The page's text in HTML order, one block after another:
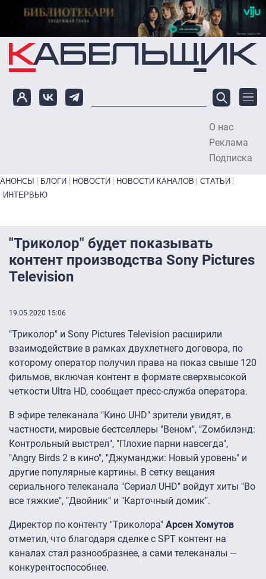
Перейти к основному содержанию
О нас
Реклама
Подписка
Primary links bottom
АНОНСЫ БЛОГИ НОВОСТИ НОВОСТИ КАНАЛОВ
СТАТЬИ
ИНТЕРВЬЮ
"Триколор" будет показывать
контент производства Sony Pictures
Television
19.05.2020 15:06
"Триколор" и Sony Pictures Television расширили
взаимодействие в рамках двухлетнего договора, по
которому оператор получил права на показ свыше 120
фильмов, включая контент в формате сверхвысокой
четкости Ultra HD, сообщает пресс-служба оператора.
В эфире телеканала "Кино UHD" зрители увидят, в
частности, мировые бестселлеры "Веном", "Zомбилэнд:
Контрольный выстрел", "Плохие парни навсегда",
"Angry Birds 2 в кино", "Джуманджи: Новый уровень" и
другие популярные картины. В сетку вещания
сериального телеканала "Сериал UHD" войдут хиты "Во
все тяжкие", "Двойник" и "Карточный домик".
Директор по контенту "Триколора" Арсен Хомутов
отметил, что благодаря сделке с SPT контент на
каналах стал разнообразнее, а сами телеканалы —
конкурентоспособнее.